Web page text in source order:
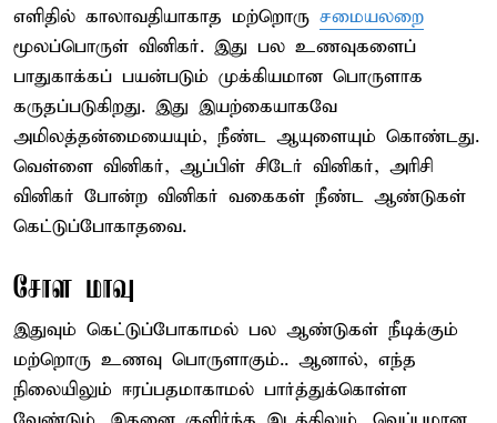
எளிதில் காலாவதியாகாத மற்றொரு சமையலறை
மூலப்பொருள் வினிகர். இது பல உணவுகளைப்
பாதுகாக்கப் பயன்படும் முக்கியமான பொருளாக
கருதப்படுகிறது. இது இயற்கையாகவே
அமிலத்தன்மையையும், நீண்ட ஆயுளையும் கொண்டது.
வெள்ளை வினிகர், ஆப்பிள் சிடேர் வினிகர், அரிசி
வினிகர் போன்ற வினிகர் வகைகள் நீண்ட ஆண்டுகள்
கெட்டுப்போகாதவை.
சோள மாவு
இதுவும் கெட்டுப்போகாமல் பல ஆண்டுகள் நீடிக்கும்
மற்றொரு உணவு பொருளாகும்.. ஆனால், எந்த
நிலையிலும் ஈரப்பதமாகாமல் பார்த்துக்கொள்ள